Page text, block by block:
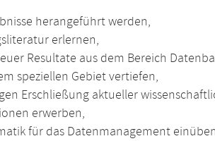
herangeführt werden,
erlernen,
Resultate aus dem Bereich
speziellen Gebiet vertiefen,
Erschließung aktueller
erwerben,
für das Datenmanagement